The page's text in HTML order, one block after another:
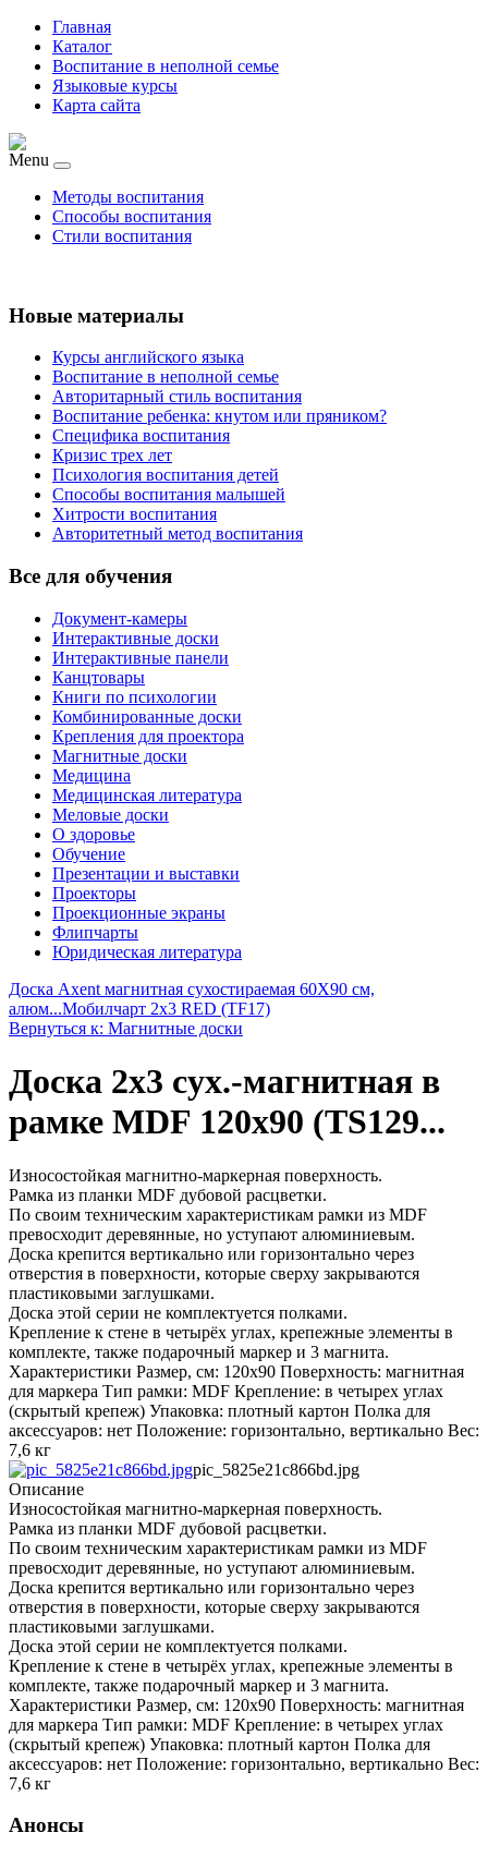
Главная
Каталог
Воспитание в неполной семье
Языковые курсы
Карта сайта
Menu
Методы воспитания
Способы воспитания
Стили воспитания
Новые материалы
Курсы английского языка
Воспитание в неполной семье
Авторитарный стиль воспитания
Воспитание ребенка: кнутом или пряником?
Специфика воспитания
Кризис трех лет
Психология воспитания детей
Способы воспитания малышей
Хитрости воспитания
Авторитетный метод воспитания
Все для обучения
Документ-камеры
Интерактивные доски
Интерактивные панели
Канцтовары
Книги по психологии
Комбинированные доски
Крепления для проектора
Магнитные доски
Медицина
Медицинская литература
Меловые доски
О здоровье
Обучение
Презентации и выставки
Проекторы
Проекционные экраны
Флипчарты
Юридическая литература
Доска Axent магнитная сухостираемая 60X90 см,
алюм...Мобилчарт 2х3 RED (TF17)
Вернуться к: Магнитные доски
Доска 2х3 сух.-магнитная в
рамке MDF 120x90 (TS129...
Износостойкая магнитно-маркерная поверхность.
Рамка из планки MDF дубовой расцветки.
По своим техническим характеристикам рамки из MDF
превосходит деревянные, но уступают алюминиевым.
Доска крепится вертикально или горизонтально через
отверстия в поверхности, которые сверху закрываются
пластиковыми заглушками.
Доска этой серии не комплектуется полками.
Крепление к стене в четырёх углах, крепежные элементы в
комплекте, также подарочный маркер и 3 магнита.
Характеристики Размер, см: 120х90 Поверхность: магнитная
для маркера Тип рамки: MDF Крепление: в четырех углах
(скрытый крепеж) Упаковка: плотный картон Полка для
аксессуаров: нет Положение: горизонтально, вертикально Вес:
7,6 кг
pic_5825e21c866bd.jpg
Описание
Износостойкая магнитно-маркерная поверхность.
Рамка из планки MDF дубовой расцветки.
По своим техническим характеристикам рамки из MDF
превосходит деревянные, но уступают алюминиевым.
Доска крепится вертикально или горизонтально через
отверстия в поверхности, которые сверху закрываются
пластиковыми заглушками.
Доска этой серии не комплектуется полками.
Крепление к стене в четырёх углах, крепежные элементы в
комплекте, также подарочный маркер и 3 магнита.
Характеристики Размер, см: 120х90 Поверхность: магнитная
для маркера Тип рамки: MDF Крепление: в четырех углах
(скрытый крепеж) Упаковка: плотный картон Полка для
аксессуаров: нет Положение: горизонтально, вертикально Вес:
7,6 кг
Анонсы